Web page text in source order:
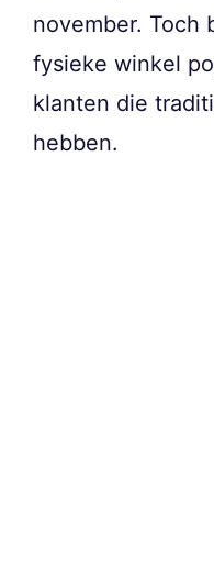
november. Toch
fysieke winkel
klanten die
hebben.